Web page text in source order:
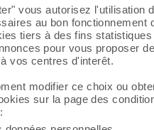
- Parpaillon - Alpes Cozie S
vous autorisez l'utilisation
au bon fonctionnement
tiers à des fins statistiques
pour vous proposer
vos centres d'interêt.
modifier ce choix ou
sur la page des